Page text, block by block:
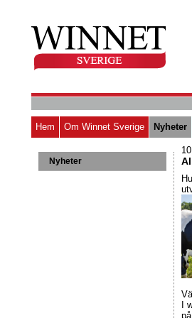
Hem Om Winnet Sverige Nyheter
Nyheter
I